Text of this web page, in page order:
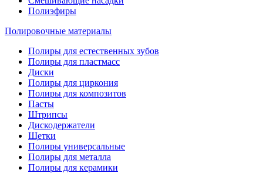
Полиэфиры
Полировочные материалы
Полиры для естественных зубов
Полиры для пластмасс
Диски
Полиры для циркония
Полиры для композитов
Пасты
Штрипсы
Дискодержатели
Щетки
Полиры универсальные
Полиры для металла
Полиры для керамики